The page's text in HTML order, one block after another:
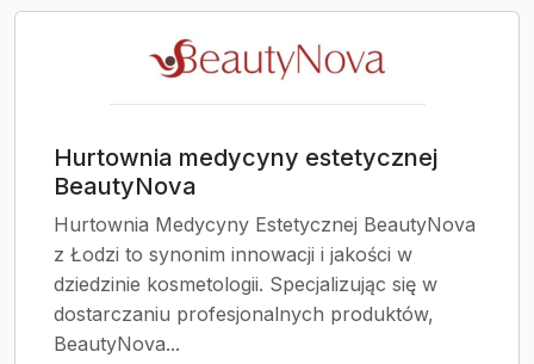
Hurtownia medycyny estetycznej
BeautyNova
Hurtownia Medycyny Estetycznej BeautyNova
z Łodzi to synonim innowacji i jakości w
dziedzinie kosmetologii. Specjalizując się w
dostarczaniu profesjonalnych produktów,
BeautyNova...